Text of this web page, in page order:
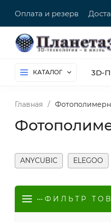
Оплата и резерв
КАТАЛОГ 3D-
Главная /
ANYCUBIC ELEGOO
••• Ф И Л Ь Т Р Т О В